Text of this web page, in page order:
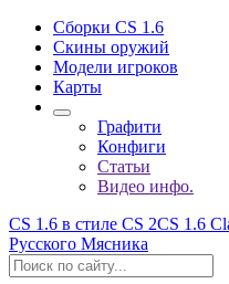
Сборки CS 1.6
Скины оружий
Модели игроков
Карты
Графити
Конфиги
Статьи
Видео инфо.
CS 1.6 в стиле CS 2CS 1.6
Русского Мясника